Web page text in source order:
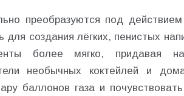
преобразуются под действием
создания лёгких, пенистых
более мягко, придавая
необычных коктейлей и
баллонов газа и